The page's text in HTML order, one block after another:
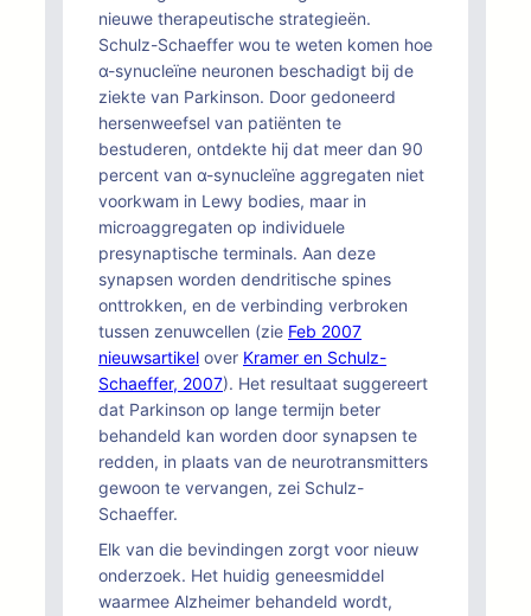
nieuwe therapeutische strategieën.
Schulz-Schaeffer wou te weten komen hoe
α-synucleïne neuronen beschadigt bij de
ziekte van Parkinson. Door gedoneerd
hersenweefsel van patiënten te
bestuderen, ontdekte hij dat meer dan 90
percent van α-synucleïne aggregaten niet
voorkwam in Lewy bodies, maar in
microaggregaten op individuele
presynaptische terminals. Aan deze
synapsen worden dendritische spines
onttrokken, en de verbinding verbroken
tussen zenuwcellen (zie Feb 2007
nieuwsartikel over Kramer en Schulz-
Schaeffer, 2007). Het resultaat suggereert
dat Parkinson op lange termijn beter
behandeld kan worden door synapsen te
redden, in plaats van de neurotransmitters
gewoon te vervangen, zei Schulz-
Schaeffer.
Elk van die bevindingen zorgt voor nieuw
onderzoek. Het huidig geneesmiddel
waarmee Alzheimer behandeld wordt,